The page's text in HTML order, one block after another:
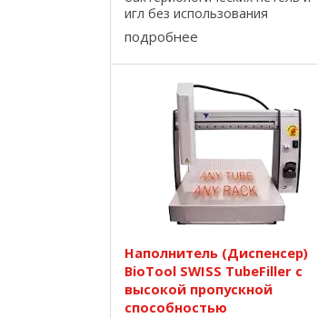
игл без использования
открытого пламени; устранение
аэролизованных
микроорганизмов. С помощью
инфракрасного излучения по
достижению оптимальной ...
подробнее
Наполнитель (Диспенсер)
BioTool SWISS TubeFiller с
высокой пропускной
способностью